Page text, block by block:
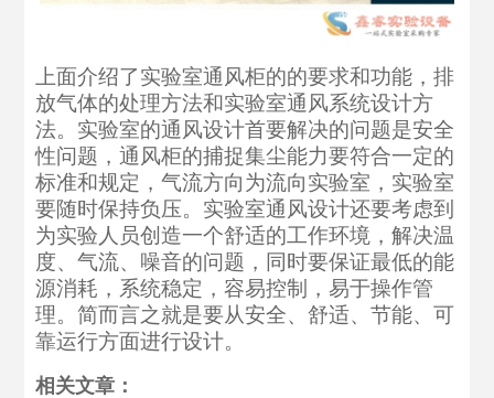
上面介绍了实验室通风柜的的要求和功能，排
放气体的处理方法和实验室通风系统设计方
法。实验室的通风设计首要解决的问题是安全
性问题，通风柜的捕捉集尘能力要符合一定的
标准和规定，气流方向为流向实验室，实验室
要随时保持负压。实验室通风设计还要考虑到
为实验人员创造一个舒适的工作环境，解决温
度、气流、噪音的问题，同时要保证最低的能
源消耗，系统稳定，容易控制，易于操作管
理。简而言之就是要从安全、舒适、节能、可
靠运行方面进行设计。
相关文章：